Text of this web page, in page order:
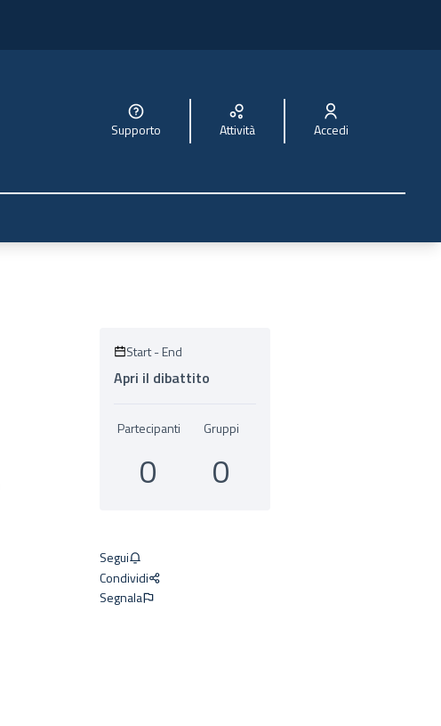
Supporto Attività Accedi
Start-End
Apri il dibattito
Partecipanti
0
Gruppi
0
Segui
Condividi
Segnala